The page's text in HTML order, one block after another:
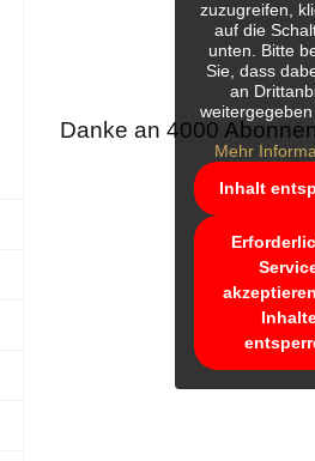
Danke an 4000
zuzugreifen,
auf die
unten. Bitte
Sie, dass
an
Mehr
Inhalt